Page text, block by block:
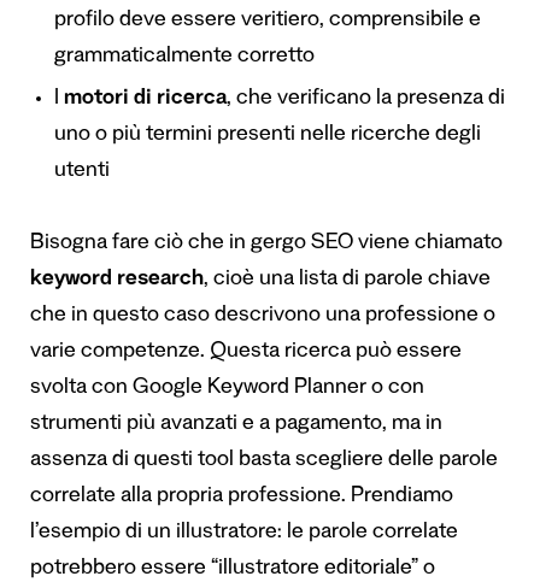
profilo deve essere veritiero, comprensibile e
grammaticalmente corretto
I motori di ricerca, che verificano la presenza di
uno o più termini presenti nelle ricerche degli
utenti
Bisogna fare ciò che in gergo SEO viene chiamato
keyword research, cioè una lista di parole chiave
che in questo caso descrivono una professione o
varie competenze. Questa ricerca può essere
svolta con Google Keyword Planner o con
strumenti più avanzati e a pagamento, ma in
assenza di questi tool basta scegliere delle parole
correlate alla propria professione. Prendiamo
l’esempio di un illustratore: le parole correlate
potrebbero essere “illustratore editoriale” o